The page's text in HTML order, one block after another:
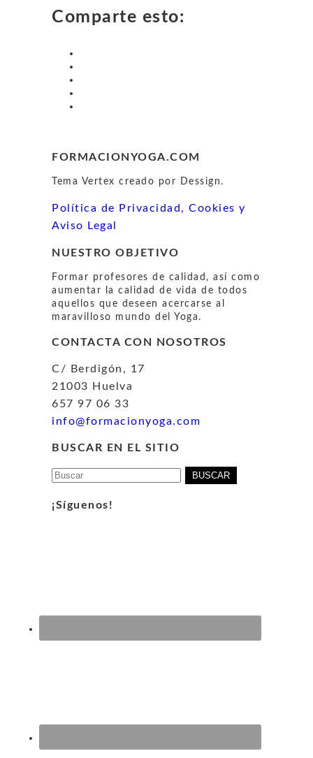
Comparte esto:
FORMACIONYOGA.COM
Tema Vertex creado por Dessign.
Política de Privacidad, Cookies y
Aviso Legal
NUESTRO OBJETIVO
Formar profesores de calidad, así como
aumentar la calidad de vida de todos
aquellos que deseen acercarse al
maravilloso mundo del Yoga.
CONTACTA CON NOSOTROS
C/ Berdigón, 17
21003 Huelva
657 97 06 33
info@formacionyoga.com
BUSCAR EN EL SITIO
Buscar:
¡Síguenos!